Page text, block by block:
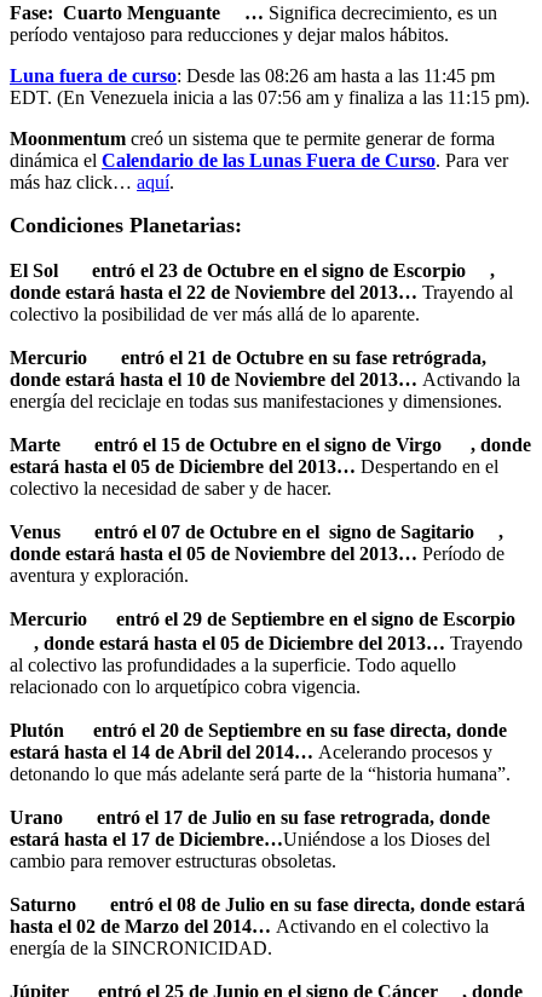
Fase: Cuarto Menguante … Significa decrecimiento, es un
período ventajoso para reducciones y dejar malos hábitos.
Luna fuera de curso: Desde las 08:26 am hasta a las 11:45 pm
EDT. (En Venezuela inicia a las 07:56 am y finaliza a las 11:15 pm).
Moonmentum creó un sistema que te permite generar de forma
dinámica el Calendario de las Lunas Fuera de Curso. Para ver
más haz click… aquí.
Condiciones Planetarias:
El Sol entró el 23 de Octubre en el signo de Escorpio
,
donde estará hasta el 22 de Noviembre del 2013… Trayendo al
colectivo la posibilidad de ver más allá de lo aparente.
Mercurio
entró el 21 de Octubre en su fase retrógrada,
donde estará hasta el 10 de Noviembre del 2013… Activando la
energía del reciclaje en todas sus manifestaciones y dimensiones.
Marte entró el 15 de Octubre en el signo de Virgo
, donde
estará hasta el 05 de Diciembre del 2013… Despertando en el
colectivo la necesidad de saber y de hacer.
Venus entró el 07 de Octubre en el signo de Sagitario
,
donde estará hasta el 05 de Noviembre del 2013… Período de
aventura y exploración.
Mercurio entró el 29 de Septiembre en el signo de Escorpio
, donde estará hasta el 05 de Diciembre del 2013… Trayendo
al colectivo las profundidades a la superficie. Todo aquello
relacionado con lo arquetípico cobra vigencia.
Plutón
entró el 20 de Septiembre en su fase directa, donde
estará hasta el 14 de Abril del 2014… Acelerando procesos y
detonando lo que más adelante será parte de la “historia humana”.
Urano
entró el 17 de Julio en su fase retrograda, donde
estará hasta el 17 de Diciembre…Uniéndose a los Dioses del
cambio para remover estructuras obsoletas.
Saturno
entró el 08 de Julio en su fase directa, donde estará
hasta el 02 de Marzo del 2014… Activando en el colectivo la
energía de la SINCRONICIDAD.
Júpiter entró el 25 de Junio en el signo de Cáncer
, donde